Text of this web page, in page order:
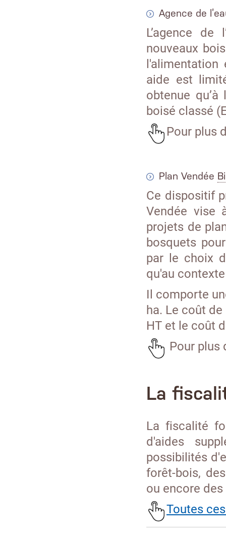
Agence de
L’agence
nouveaux
aide est
obtenue
boisé classé
Pour plus
Plan Vendée
Ce dispositif
Vendée vise
projets de
bosquets
par le choix
qu'au
Il comporte
ha. Le coût
HT et le coût
Pour plus
La
La fiscalité
d'aides
possibilités
forêt-bois,
ou encore
Toutes